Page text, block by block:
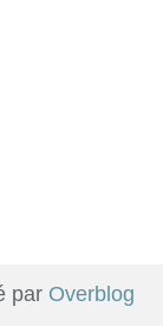
par Overblog